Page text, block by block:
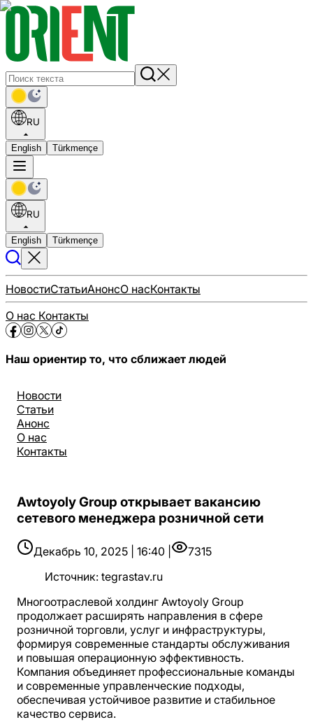
RU
English Türkmençe
RU
English Türkmençe
НовостиСтатьиАнонсО насКонтакты
О нас Контакты
Наш ориентир то, что сближает людей
Новости
Статьи
Анонс
О нас
Контакты
Awtoyoly Group открывает вакансию
сетевого менеджера розничной сети
Декабрь 10, 2025 | 16:40 |
7315
Источник: tegrastav.ru
Многоотраслевой холдинг Awtoyoly Group
продолжает расширять направления в сфере
розничной торговли, услуг и инфраструктуры,
формируя современные стандарты обслуживания
и повышая операционную эффективность.
Компания объединяет профессиональные команды
и современные управленческие подходы,
обеспечивая устойчивое развитие и стабильное
качество сервиса.